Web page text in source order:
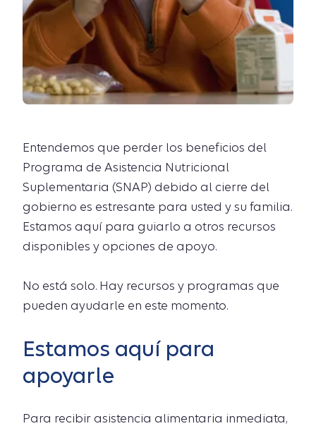
Entendemos que perder los beneficios del
Programa de Asistencia Nutricional
Suplementaria (SNAP) debido al cierre del
gobierno es estresante para usted y su familia.
Estamos aquí para guiarlo a otros recursos
disponibles y opciones de apoyo.
No está solo. Hay recursos y programas que
pueden ayudarle en este momento.
Estamos aquí para
apoyarle
Para recibir asistencia alimentaria inmediata,